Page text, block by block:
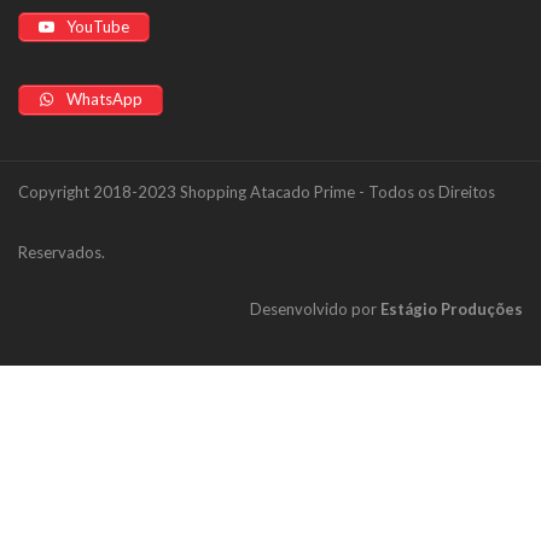
YouTube
WhatsApp
Copyright 2018-2023 Shopping Atacado Prime - Todos os Direitos
Reservados.
Desenvolvido por Estágio Produções